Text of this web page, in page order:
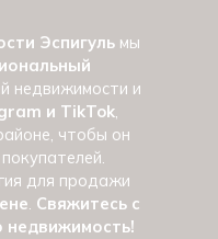
Эспигуль мы
недвижимости и
и TikTok,
чтобы он
для продажи
. Свяжитесь с
недвижимость!